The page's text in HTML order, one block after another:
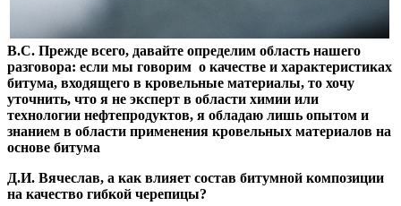
В.С. Прежде всего, давайте определим область нашего
разговора: если мы говорим о качестве и характеристиках
битума, входящего в кровельные материалы, то хочу
уточнить, что я не эксперт в области химии или
технологии нефтепродуктов, я обладаю лишь опытом и
знанием в области применения кровельных материалов на
основе битума
Д.И. Вячеслав, а как влияет состав битумной композиции
на качество гибкой черепицы?